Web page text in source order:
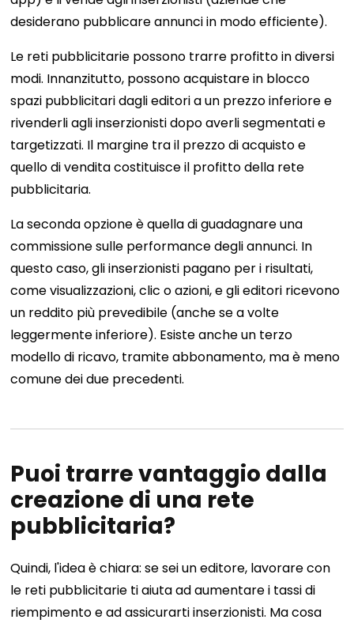
desiderano pubblicare annunci in modo efficiente).
Le reti pubblicitarie possono trarre profitto in diversi
modi. Innanzitutto, possono acquistare in blocco
spazi pubblicitari dagli editori a un prezzo inferiore e
rivenderli agli inserzionisti dopo averli segmentati e
targetizzati. Il margine tra il prezzo di acquisto e
quello di vendita costituisce il profitto della rete
pubblicitaria.
La seconda opzione è quella di guadagnare una
commissione sulle performance degli annunci. In
questo caso, gli inserzionisti pagano per i risultati,
come visualizzazioni, clic o azioni, e gli editori ricevono
un reddito più prevedibile (anche se a volte
leggermente inferiore). Esiste anche un terzo
modello di ricavo, tramite abbonamento, ma è meno
comune dei due precedenti.
Puoi trarre vantaggio dalla
creazione di una rete
pubblicitaria?
Quindi, l'idea è chiara: se sei un editore, lavorare con
le reti pubblicitarie ti aiuta ad aumentare i tassi di
riempimento e ad assicurarti inserzionisti. Ma cosa